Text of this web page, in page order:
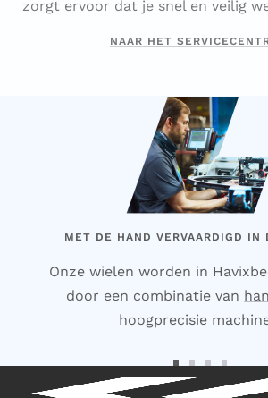
zorgt ervoor dat je snel en veilig
NAAR HET
MET DE HAND VERVAARDIGD IN
Onze wielen worden in
door een combinatie van
hoogprecisie
GaGa